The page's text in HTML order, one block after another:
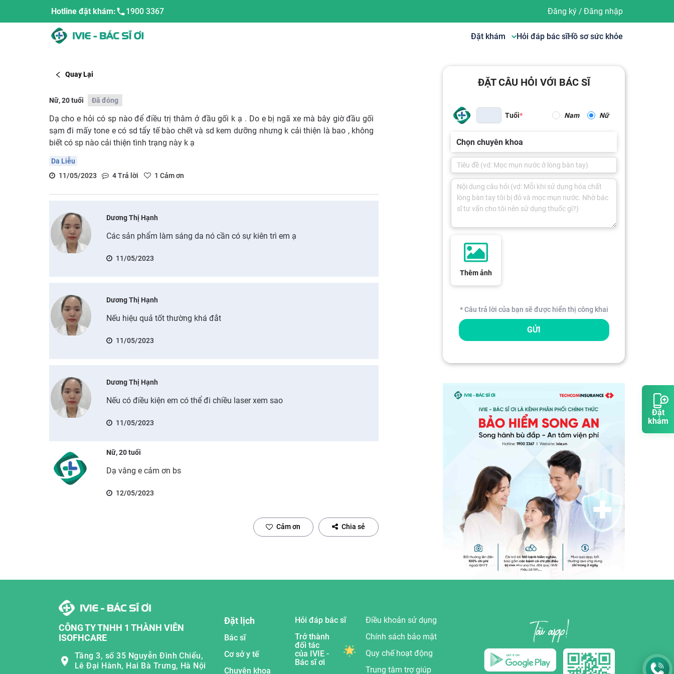
Đặt
khám
Hotline đặt khám: 1900 3367 Đăng ký/ Đăng nhập
Đặt khám Hỏi đáp bác sĩHồ sơ sức khỏe
Quay Lại
Nữ, 20 tuổi Đã đóng
Dạ cho e hỏi có sp nào để điều trị thâm ở đầu gối k ạ . Do e bị ngã xe mà bây giờ đầu gối
sạm đi mấy tone e có sd tẩy tế bào chết và sd kem dưỡng nhưng k cải thiện là bao , không
biết có sp nào cải thiện tình trạng này k ạ
Da Liễu
11/05/2023
4Trả lời 1 Cảm ơn
Dương Thị Hạnh
Các sản phẩm làm sáng da nó cần có sự kiên trì em ạ
11/05/2023
Dương Thị Hạnh
Nếu hiệu quả tốt thường khá đắt
11/05/2023
Dương Thị Hạnh
Nếu có điều kiện em có thể đi chiều laser xem sao
11/05/2023
Nữ, 20 tuổi
Dạ vâng e cảm ơn bs
12/05/2023
Cảm ơn Chia sẻ
ĐẶT CÂU HỎI VỚI BÁC SĨ
Tuổi Nam Nữ
Chọn chuyên khoa
Thêm ảnh
* Câu trả lời của bạn sẽ được hiển thị công khai
GỬI
CÔNG TY TNHH 1 THÀNH VIÊN
ISOFHCARE
Tầng 3, số 35 Nguyễn Đình Chiểu,
Lê Đại Hành, Hai Bà Trưng, Hà Nội
Đặt lịch
Bác sĩ
Cơ sở y tế
Chuyên khoa
Hỏi đáp bác sĩ
Trở thành
đối tác
của IVIE -
Bác sĩ ơi
Điều khoản sử dụng
Chính sách bảo mật
Quy chế hoạt động
Trung tâm trợ giúp